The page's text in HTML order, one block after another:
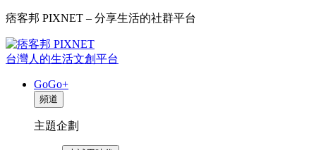
痞客邦 PIXNET – 分享生活的社群平台
台灣人的生活文創平台
GoGo+
頻道
主題企劃